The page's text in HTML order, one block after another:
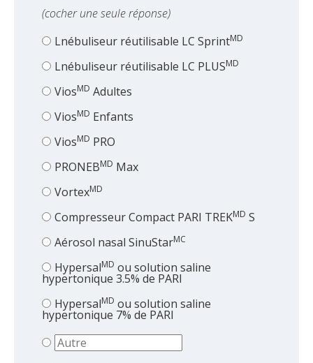
calendar
select
a
date.
Press
the
question
mark
key
get
the
keyboard
shortcuts
changing
dates.
(cocher une seule réponse)
Lnébuliseur réutilisable LC SprintMD
Lnébuliseur réutilisable LC PLUSMD
ViosMD Adultes
ViosMD Enfants
ViosMD PRO
PRONEBMD Max
VortexMD
Compresseur Compact PARI TREKMD S
Aérosol nasal SinuStarMC
HypersalMD ou solution saline
hypertonique 3.5% de PARI
HypersalMD ou solution saline
hypertonique 7% de PARI